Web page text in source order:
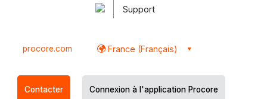
Support
procore.com France (Français)
Contacter Connexion à l'application Procore